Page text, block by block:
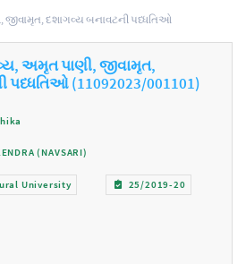
દશાગવ્ય બનાવટની પધ્ધતિઓ
અમૃત પાણી, જીવામૃત,
પધ્ધતિઓ (11092023/001101)
(NAVSARI)
University 25/2019-20